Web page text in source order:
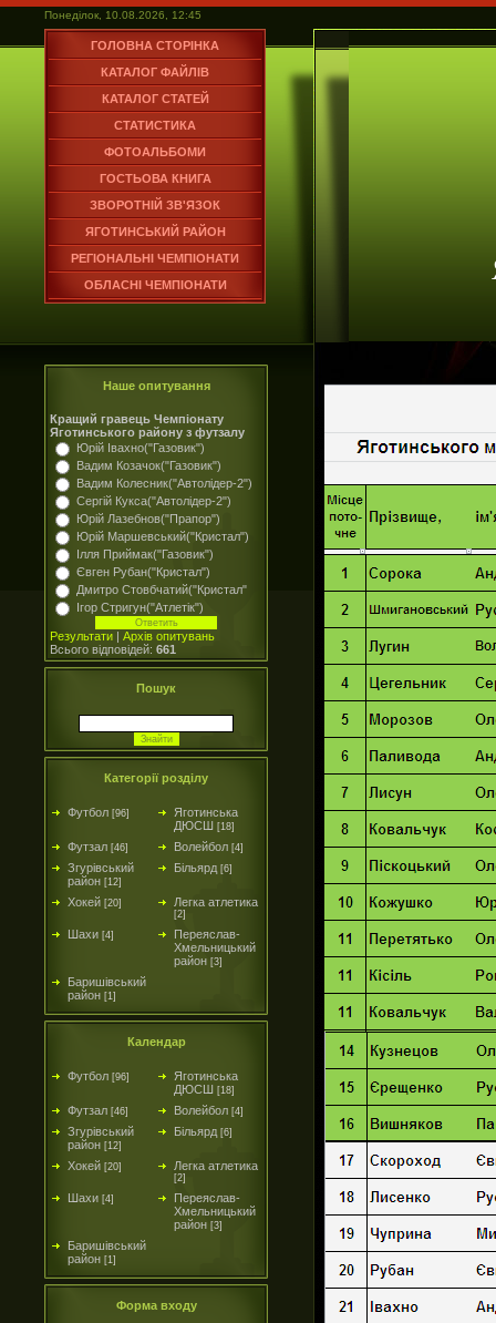
Понеділок, 10.08.2026, 12:45
ГОЛОВНА СТОРІНКА
КАТАЛОГ ФАЙЛІВ
КАТАЛОГ СТАТЕЙ
СТАТИСТИКА
ФОТОАЛЬБОМИ
ГОСТЬОВА КНИГА
ЗВОРОТНІЙ ЗВ'ЯЗОК
ЯГОТИНСЬКИЙ РАЙОН
РЕГІОНАЛЬНІ ЧЕМПІОНАТИ
ОБЛАСНІ ЧЕМПІОНАТИ
Наше опитування
Кращий гравець Чемпіонату
Яготинського району з футзалу
Юрій Івахно("Газовик")
Вадим Козачок("Газовик")
Вадим Колесник("Автолідер-2")
Сергій Кукса("Автолідер-2")
Юрій Лазебнов("Прапор")
Юрій Маршевський("Кристал")
Ілля Приймак("Газовик")
Євген Рубан("Кристал")
Дмитро Стовбчатий("Кристал"
Ігор Стригун("Атлетік")
Результати | Архів опитувань
Всього відповідей: 661
Пошук
Категорії розділу
Футбол [96]
Яготинська
ДЮСШ [18]
Футзал [46] Волейбол [4]
Згурівський
район [12]
Більярд [6]
Хокей [20] Легка атлетика
[2]
Шахи [4]
Переяслав-
Хмельницький
район [3]
Баришівський
район [1]
Календар
Футбол [96]
Яготинська
ДЮСШ [18]
Футзал [46] Волейбол [4]
Згурівський
район [12]
Більярд [6]
Хокей [20] Легка атлетика
[2]
Шахи [4]
Переяслав-
Хмельницький
район [3]
Баришівський
район [1]
Форма входу